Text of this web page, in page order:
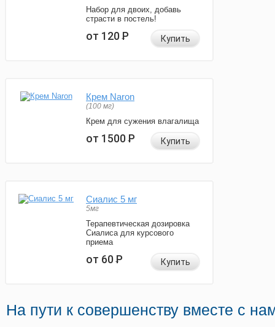
Набор для двоих, добавь
страсти в постель!
от 120Р Купить
Крем Naron
(100 мг)
Крем для сужения влагалища
от 1500Р Купить
Сиалис 5 мг
5мг
Терапевтическая дозировка
Сиалиса для курсового
приема
от 60Р Купить
На пути к совершенству вместе с